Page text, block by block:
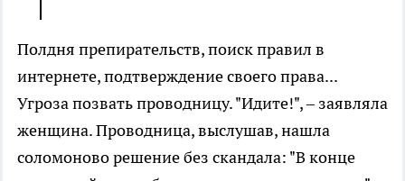
Полдня препирательств, поиск правил в
интернете, подтверждение своего права...
Угроза позвать проводницу. "Идите!", – заявляла
женщина. Проводница, выслушав, нашла
соломоново решение без скандала: "В конце